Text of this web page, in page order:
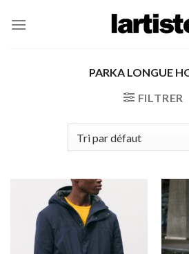
PARKA LONGUE
FILTRER